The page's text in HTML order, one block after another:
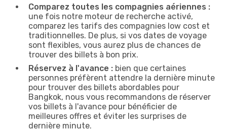
Comparez toutes les compagnies aériennes :
une fois notre moteur de recherche activé,
comparez les tarifs des compagnies low cost et
traditionnelles. De plus, si vos dates de voyage
sont flexibles, vous aurez plus de chances de
trouver des billets à bon prix.
Réservez à l'avance : bien que certaines
personnes préfèrent attendre la dernière minute
pour trouver des billets abordables pour
Bangkok, nous vous recommandons de réserver
vos billets à l'avance pour bénéficier de
meilleures offres et éviter les surprises de
dernière minute.